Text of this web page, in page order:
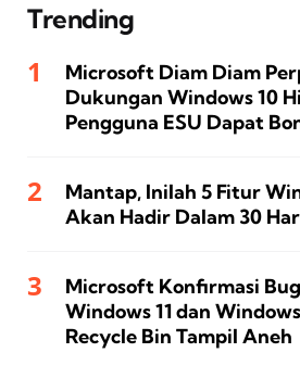
Trending
Microsoft Diam Diam
Dukungan Windows 10
Pengguna ESU Dapat
Mantap, Inilah 5 Fitur
Akan Hadir Dalam 30
Microsoft Konfirmasi
Windows 11 dan
Recycle Bin Tampil Aneh